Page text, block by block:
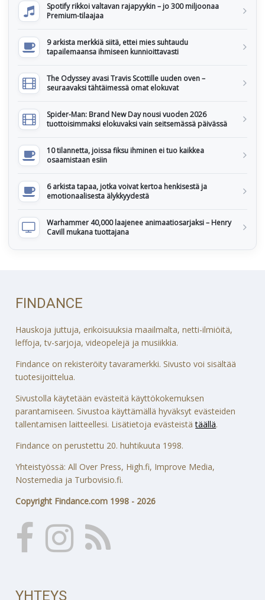
Spotify rikkoi valtavan rajapyykin – jo 300 miljoonaa
Premium-tilaajaa
9 arkista merkkiä siitä, ettei mies suhtaudu
tapailemaansa ihmiseen kunnioittavasti
The Odyssey avasi Travis Scottille uuden oven –
seuraavaksi tähtäimessä omat elokuvat
Spider-Man: Brand New Day nousi vuoden 2026
tuottoisimmaksi elokuvaksi vain seitsemässä päivässä
10 tilannetta, joissa fiksu ihminen ei tuo kaikkea
osaamistaan esiin
6 arkista tapaa, jotka voivat kertoa henkisestä ja
emotionaalisesta älykkyydestä
Warhammer 40,000 laajenee animaatiosarjaksi – Henry
Cavill mukana tuottajana
FINDANCE
Hauskoja juttuja, erikoisuuksia maailmalta, netti-ilmiöitä,
leffoja, tv-sarjoja, videopelejä ja musiikkia.
Findance on rekisteröity tavaramerkki. Sivusto voi sisältää
tuotesijoittelua.
Sivustolla käytetään evästeitä käyttökokemuksen
parantamiseen. Sivustoa käyttämällä hyväksyt evästeiden
tallentamisen laitteellesi. Lisätietoja evästeistätäällä.
Findance on perustettu 20. huhtikuuta 1998.
Yhteistyössä: All Over Press, High.fi, Improve Media,
Nostemedia ja Turbovisio.fi.
Copyright Findance.com 1998 - 2026
YHTEYS